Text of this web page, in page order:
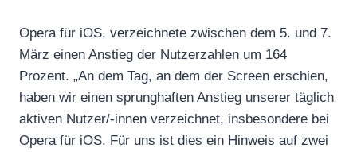
Opera für iOS, verzeichnete zwischen dem 5. und 7.
März einen Anstieg der Nutzerzahlen um 164
Prozent. „An dem Tag, an dem der Screen erschien,
haben wir einen sprunghaften Anstieg unserer täglich
aktiven Nutzer/-innen verzeichnet, insbesondere bei
Opera für iOS. Für uns ist dies ein Hinweis auf zwei